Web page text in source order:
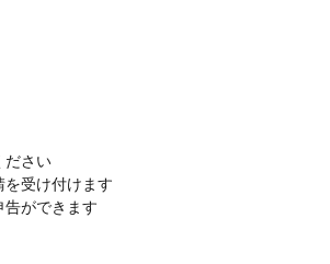
ださい
受け付けます
ができます